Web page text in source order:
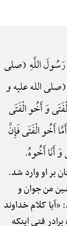
رَسُولَ اللَّهِ (صلی
الله علیه و
وَ أَخُو الْفَتَی
أَخُو الْفَتَی فَإِنَّ
أَنَا أَخُوهُ.
بر او وارد شد.
من جوان و
کلام خداوند
فتی اینکه